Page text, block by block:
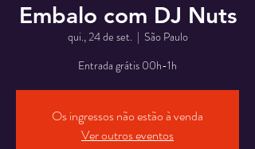
Embalo com DJ Nuts
qui., 24 de set.
  |
São Paulo
Entrada grátis 00h-1h
Os ingressos não estão à venda
Ver outros eventos